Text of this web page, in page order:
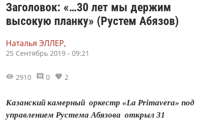
Заголовок: «…30 лет мы держим
высокую планку» (Рустем Абязов)
Наталья ЭЛЛЕР,
25 Сентябрь 2019 - 09:21
2910 0 2
Казанский камерный оркестр «La Primavera» под
управлением Рустема Абязова открыл 31